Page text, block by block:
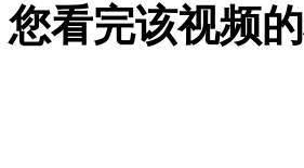
您看完该视频